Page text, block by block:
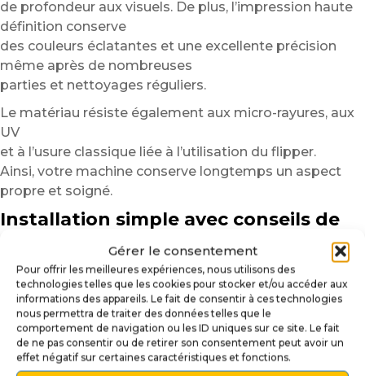
Gérer le consentement
Pour offrir les meilleures expériences, nous utilisons des
technologies telles que les cookies pour stocker et/ou accéder aux
informations des appareils. Le fait de consentir à ces technologies
nous permettra de traiter des données telles que le
comportement de navigation ou les ID uniques sur ce site. Le fait
de ne pas consentir ou de retirer son consentement peut avoir un
effet négatif sur certaines caractéristiques et fonctions.
de profondeur aux visuels. De plus, l’impression haute
définition conserve
des couleurs éclatantes et une excellente précision
même après de nombreuses
parties et nettoyages réguliers.
Le matériau résiste également aux micro-rayures, aux
UV
et à l’usure classique liée à l’utilisation du flipper.
Ainsi, votre machine conserve longtemps un aspect
propre et soigné.
Installation simple avec conseils de
Avant l’installation, nettoyez soigneusement la surface
afin d’éliminer
les poussières, traces grasses ou résidus pouvant
affecter l’adhérence.
Une surface propre garantit un rendu plus uniforme et
durable.